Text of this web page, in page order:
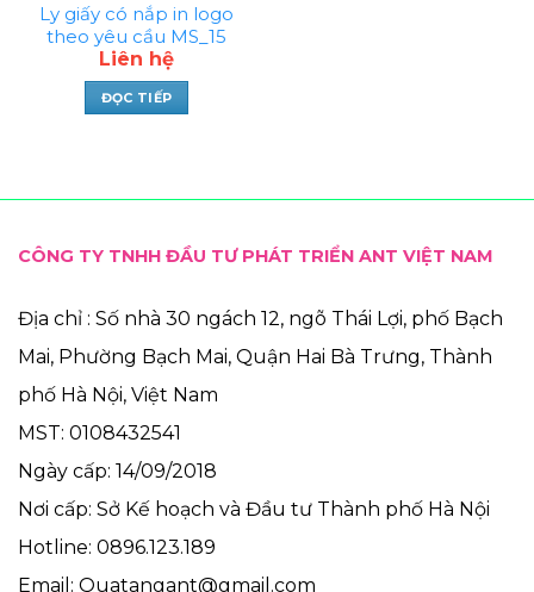
Ly giấy có nắp in logo
theo yêu cầu MS_15
Liên hệ
ĐỌC TIẾP
CÔNG TY TNHH ĐẦU TƯ PHÁT TRIỂN ANT VIỆT NAM
Địa chỉ : Số nhà 30 ngách 12, ngõ Thái Lợi, phố Bạch
Mai, Phường Bạch Mai, Quận Hai Bà Trưng, Thành
phố Hà Nội, Việt Nam
MST: 0108432541
Ngày cấp: 14/09/2018
Nơi cấp: Sở Kế hoạch và Đầu tư Thành phố Hà Nội
Hotline: 0896.123.189
Email: Quatangant@gmail.com